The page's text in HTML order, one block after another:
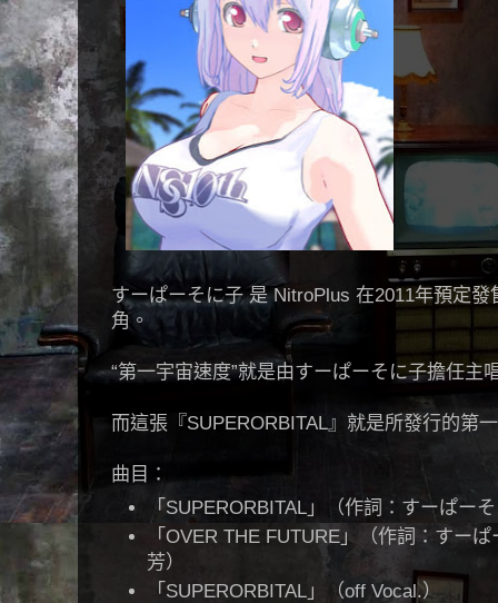
すーぱーそに子 是 NitroPlus 在2011年預定
角。
“第一宇宙速度”就是由すーぱーそに子擔任主
而這張『SUPERORBITAL』就是所發行的第
曲目：
「SUPERORBITAL」（作詞：すーぱ
「OVER THE FUTURE」（作詞：すー
芳）
「SUPERORBITAL」（off Vocal.）